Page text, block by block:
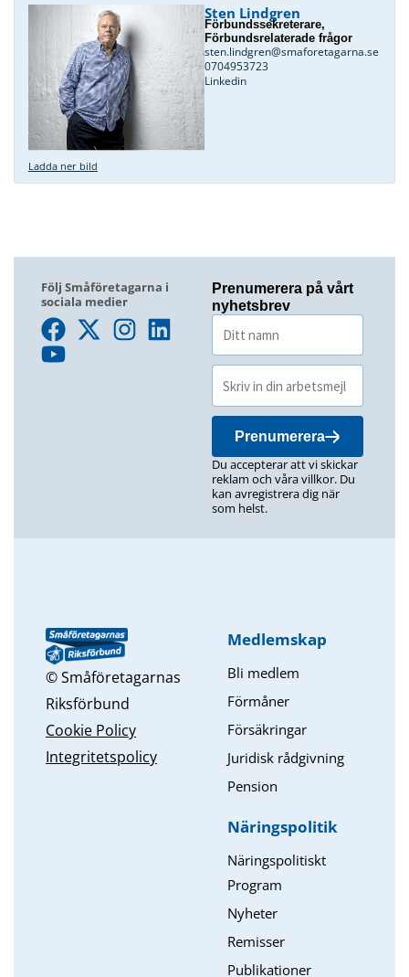
Sten Lindgren
Förbundssekreterare,
Förbundsrelaterade frågor
sten.lindgren@smaforetagarna.se
0704953723
Linkedin
Ladda ner bild
Följ Småföretagarna i
sociala medier
Prenumerera på vårt
nyhetsbrev
Prenumerera
Du accepterar att vi skickar
reklam och våra villkor. Du
kan avregistrera dig när
som helst.
© Småföretagarnas
Riksförbund
Cookie Policy
Integritetspolicy
Medlemskap
Bli medlem
Förmåner
Försäkringar
Juridisk rådgivning
Pension
Näringspolitik
Näringspolitiskt
Program
Nyheter
Remisser
Publikationer